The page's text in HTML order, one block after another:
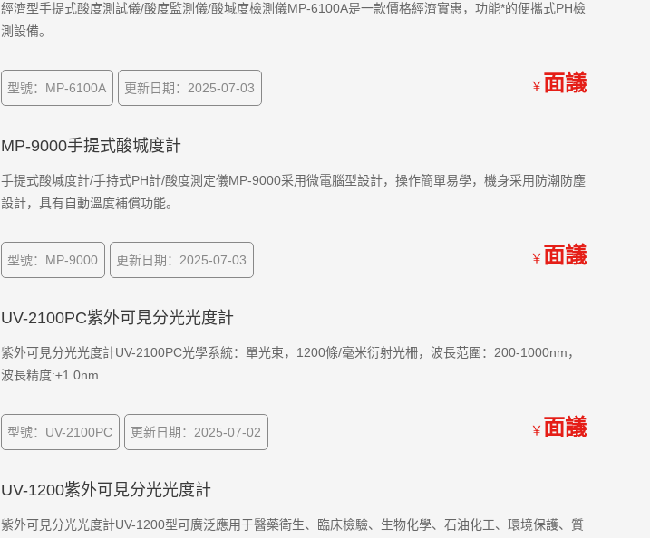
經濟型手提式酸度測試儀/酸度監測儀/酸堿度檢測儀MP-6100A是一款價格經濟實惠，功能*的便攜式PH檢
測設備。
型號：MP-6100A 更新日期：2025-07-03 ￥ 面議
MP-9000手提式酸堿度計
手提式酸堿度計/手持式PH計/酸度測定儀MP-9000采用微電腦型設計，操作簡單易學，機身采用防潮防塵
設計，具有自動溫度補償功能。
型號：MP-9000 更新日期：2025-07-03 ￥ 面議
UV-2100PC紫外可見分光光度計
紫外可見分光光度計UV-2100PC光學系統：單光束，1200條/毫米衍射光柵，波長范圍：200-1000nm，
波長精度:±1.0nm
型號：UV-2100PC 更新日期：2025-07-02 ￥ 面議
UV-1200紫外可見分光光度計
紫外可見分光光度計UV-1200型可廣泛應用于醫藥衛生、臨床檢驗、生物化學、石油化工、環境保護、質